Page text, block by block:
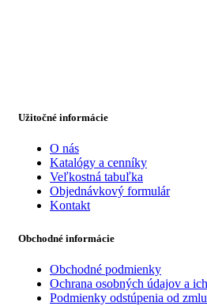
Užitočné informácie
O nás
Katalógy a cenníky
Veľkostná tabuľka
Objednávkový formulár
Kontakt
Obchodné informácie
Obchodné podmienky
Ochrana osobných údajov a
Podmienky odstúpenia od